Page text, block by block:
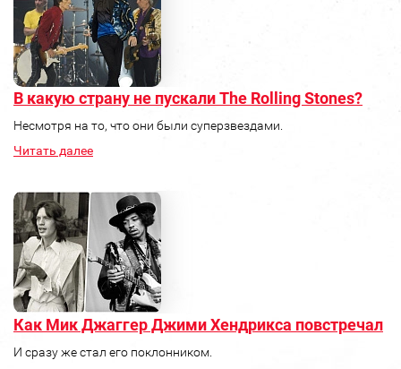
В какую страну не пускали The Rolling Stones?
Несмотря на то, что они были суперзвездами.
Читать далее
Как Мик Джаггер Джими Хендрикса повстречал
И сразу же стал его поклонником.